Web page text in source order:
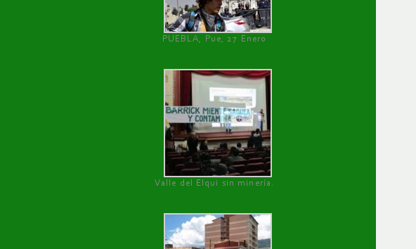
PUEBLA, Pue, 27 Enero
Valle del Elqui sin minería.